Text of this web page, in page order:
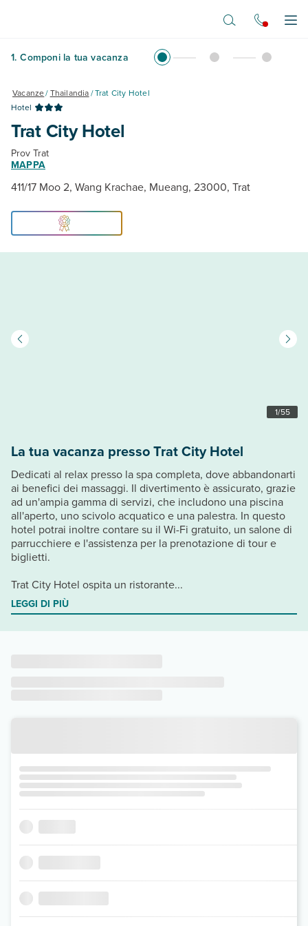
1. Componi la tua vacanza
Vacanze/Thailandia/Trat City Hotel
Hotel
Trat City Hotel
Prov Trat
MAPPA
411/17 Moo 2, Wang Krachae, Mueang, 23000, Trat
1/55
La tua vacanza presso Trat City Hotel
Dedicati al relax presso la spa completa, dove abbandonarti
ai benefici dei massaggi. Il divertimento è assicurato, grazie
ad un'ampia gamma di servizi, che includono una piscina
all'aperto, uno scivolo acquatico e una palestra. In questo
hotel potrai inoltre contare su il Wi-Fi gratuito, un salone di
parrucchiere e l'assistenza per la prenotazione di tour e
biglietti.
Trat City Hotel ospita un ristorante...
LEGGI DI PIÙ